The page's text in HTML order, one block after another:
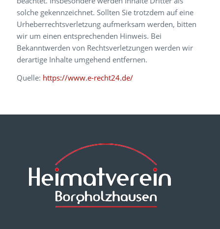
solche gekennzeichnet. Sollten Sie trotzdem auf eine
Urheberrechtsverletzung aufmerksam werden, bitten
wir um einen entsprechenden Hinweis. Bei
Bekanntwerden von Rechtsverletzungen werden wir
derartige Inhalte umgehend entfernen.
Quelle: https://www.e-recht24.de/